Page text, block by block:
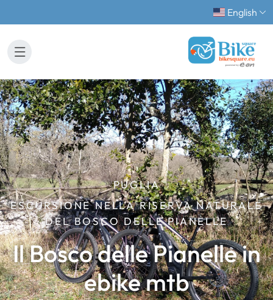
English
PUGLIA
ESCURSIONE NELLA RISERVA NATURALE
DEL BOSCO DELLE PIANELLE
Il Bosco delle Pianelle in
ebike mtb